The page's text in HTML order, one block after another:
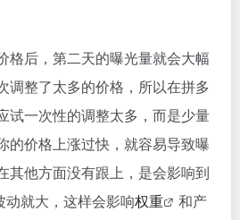
格后，第二天的曝光量就会大幅
调整了太多的价格，所以在拼多
试一次性的调整太多，而是少量
的价格上涨过快，就容易导致曝
其他方面没有跟上，是会影响到
动就大，这样会影响权重
和产